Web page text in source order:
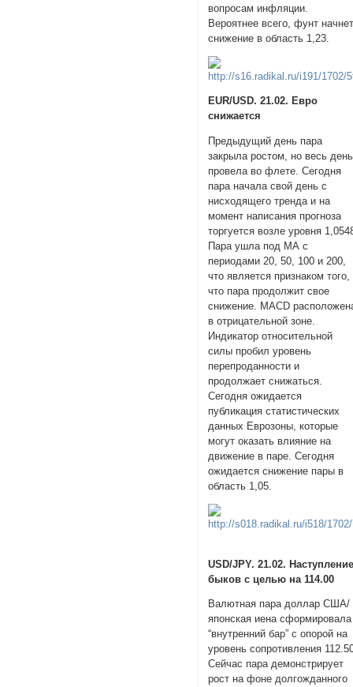
вопросам инфляции.
Вероятнее всего, фунт
снижение в область 1,23.
EUR/USD. 21.02. Евро
снижается
Предыдущий день пара
закрыла ростом, но весь день
провела во флете. Сегодня
пара начала свой день с
нисходящего тренда и на
момент написания прогноза
торгуется возле уровня
Пара ушла под МА с
периодами 20, 50, 100 и 200,
что является признаком того,
что пара продолжит свое
снижение. MACD
в отрицательной зоне.
Индикатор относительной
силы пробил уровень
перепроданности и
продолжает снижаться.
Сегодня ожидается
публикация статистических
данных Еврозоны, которые
могут оказать влияние на
движение в паре. Сегодня
ожидается снижение пары в
область 1,05.
USD/JPY. 21.02.
быков с целью на 114.00
Валютная пара доллар США/
японская иена
“внутренний бар” с опорой на
уровень сопротивления
Сейчас пара демонстрирует
рост на фоне долгожданного